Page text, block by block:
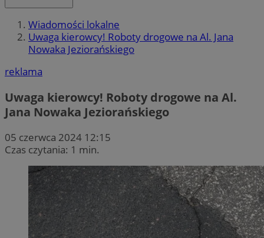
Wiadomości lokalne
Uwaga kierowcy! Roboty drogowe na Al. Jana
Nowaka Jeziorańskiego
reklama
Uwaga kierowcy! Roboty drogowe na Al.
Jana Nowaka Jeziorańskiego
05 czerwca 2024 12:15
Czas czytania: 1 min.